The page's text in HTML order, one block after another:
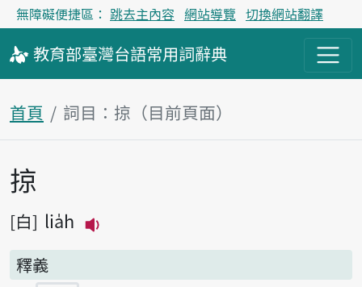
無障礙便捷區： 跳去主內容 網站導覽 切換網站翻譯
教育部臺灣台語常用詞辭典
首頁 詞目：掠（目前頁面）
主內容區塊
掠
白 lia̍h
釋義